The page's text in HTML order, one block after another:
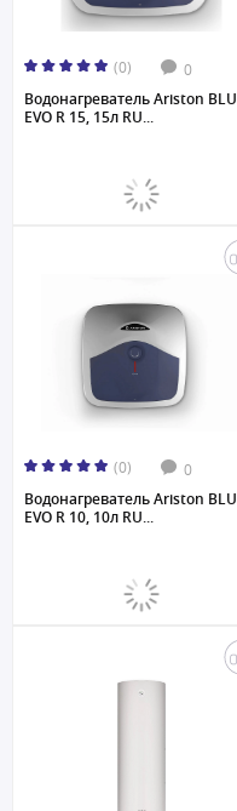
(0) 0
Водонагреватель Ariston BLU
EVO R 15, 15л RU...
(0) 0
Водонагреватель Ariston BLU
EVO R 10, 10л RU...